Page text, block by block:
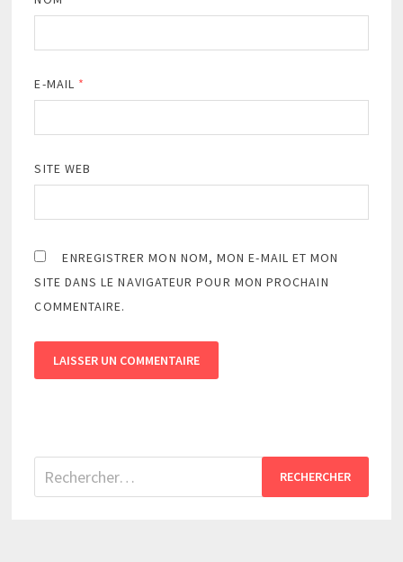
E-MAIL *
SITE WEB
ENREGISTRER MON NOM, MON E-MAIL ET MON
SITE DANS LE NAVIGATEUR POUR MON PROCHAIN
COMMENTAIRE.
Rechercher :